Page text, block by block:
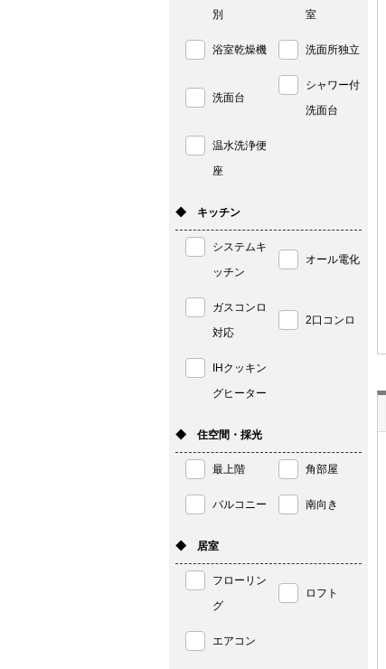
別
室
浴室乾燥機 洗面所独立
洗面台
シャワー付
洗面台
温水洗浄便
座
◆ キッチン
システムキ
ッチン
オール電化
ガスコンロ
対応
2口コンロ
IHクッキン
グヒーター
◆ 住空間・採光
最上階 角部屋
バルコニー 南向き
◆ 居室
フローリン
グ
ロフト
エアコン